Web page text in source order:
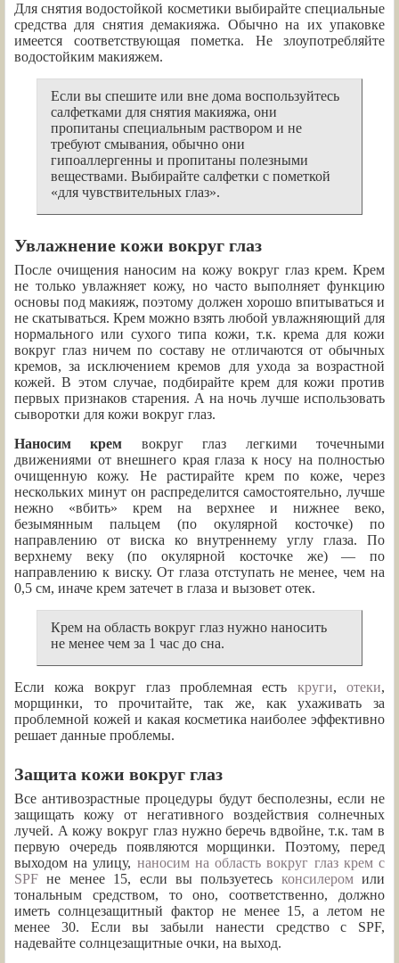
Для снятия водостойкой косметики выбирайте специальные
средства для снятия демакияжа. Обычно на их упаковке
имеется соответствующая пометка. Не злоупотребляйте
водостойким макияжем.
Если вы спешите или вне дома воспользуйтесь
салфетками для снятия макияжа, они
пропитаны специальным раствором и не
требуют смывания, обычно они
гипоаллергенны и пропитаны полезными
веществами. Выбирайте салфетки с пометкой
«для чувствительных глаз».
Увлажнение кожи вокруг глаз
После очищения наносим на кожу вокруг глаз крем. Крем
не только увлажняет кожу, но часто выполняет функцию
основы под макияж, поэтому должен хорошо впитываться и
не скатываться. Крем можно взять любой увлажняющий для
нормального или сухого типа кожи, т.к. крема для кожи
вокруг глаз ничем по составу не отличаются от обычных
кремов, за исключением кремов для ухода за возрастной
кожей. В этом случае, подбирайте крем для кожи против
первых признаков старения. А на ночь лучше использовать
сыворотки для кожи вокруг глаз.
Наносим крем вокруг глаз легкими точечными
движениями от внешнего края глаза к носу на полностью
очищенную кожу. Не растирайте крем по коже, через
нескольких минут он распределится самостоятельно, лучше
нежно «вбить» крем на верхнее и нижнее веко,
безымянным пальцем (по окулярной косточке) по
направлению от виска ко внутреннему углу глаза. По
верхнему веку (по окулярной косточке же) — по
направлению к виску. От глаза отступать не менее, чем на
0,5 см, иначе крем затечет в глаза и вызовет отек.
Крем на область вокруг глаз нужно наносить
не менее чем за 1 час до сна.
Если кожа вокруг глаз проблемная есть круги,отеки,
морщинки, то прочитайте, так же, как ухаживать за
проблемной кожей и какая косметика наиболее эффективно
решает данные проблемы.
Защита кожи вокруг глаз
Все антивозрастные процедуры будут бесполезны, если не
защищать кожу от негативного воздействия солнечных
лучей. А кожу вокруг глаз нужно беречь вдвойне, т.к. там в
первую очередь появляются морщинки. Поэтому, перед
выходом на улицу, наносим на область вокруг глаз крем с
SPF не менее 15, если вы пользуетесь консилером или
тональным средством, то оно, соответственно, должно
иметь солнцезащитный фактор не менее 15, а летом не
менее 30. Если вы забыли нанести средство с SPF,
надевайте солнцезащитные очки, на выход.